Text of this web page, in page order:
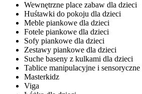
Wewnętrzne place zabaw dla dzieci
Huśtawki do pokoju dla dzieci
Meble piankowe dla dzieci
Fotele piankowe dla dzieci
Sofy piankowe dla dzieci
Zestawy piankowe dla dzieci
Suche baseny z kulkami dla dzieci
Tablice manipulacyjne i sensoryczne
Masterkidz
Viga